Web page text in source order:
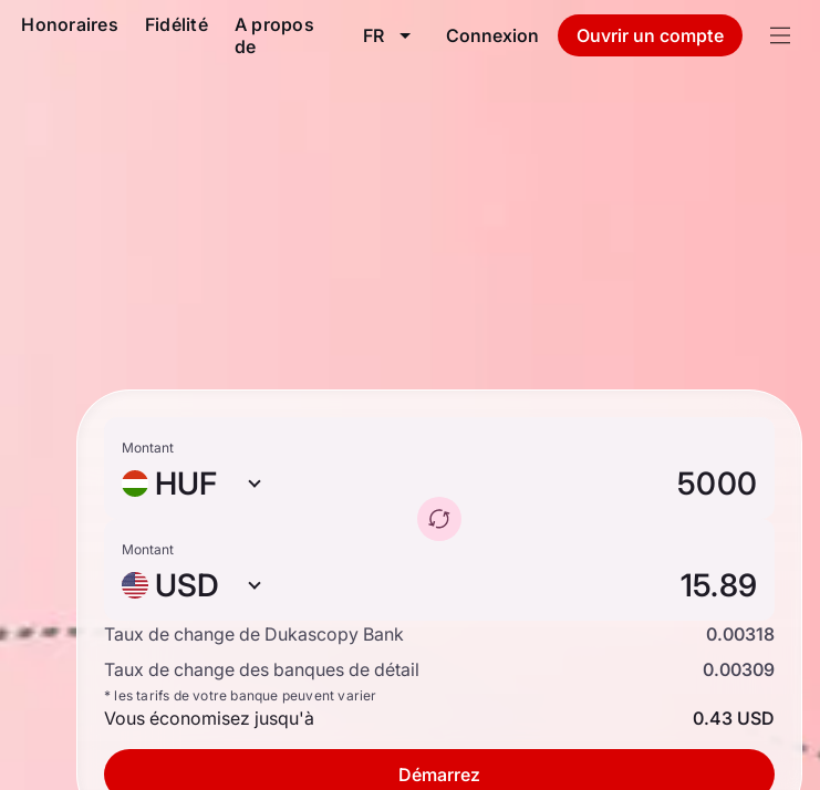
Honoraires Fidélité
A propos
de
FR Connexion Ouvrir un compte
Montant
HUF
Montant
USD
Taux de change de Dukascopy Bank
0.00318
Taux de change des banques de détail
0.00309
* les tarifs de votre banque peuvent varier
Vous économisez jusqu'à 0.43 USD
Démarrez